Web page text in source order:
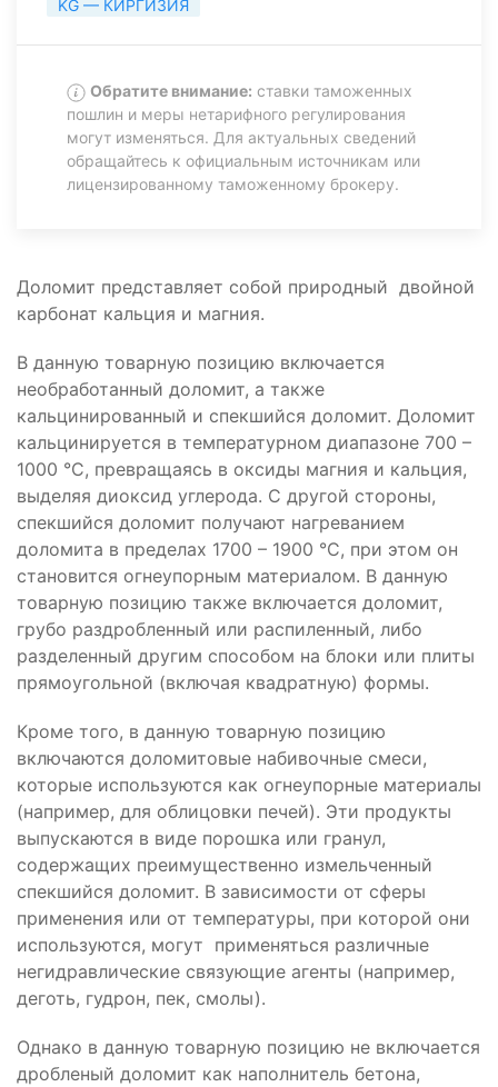
KG — КИРГИЗИЯ
Обратите внимание: ставки таможенных
пошлин и меры нетарифного регулирования
могут изменяться. Для актуальных сведений
обращайтесь к официальным источникам или
лицензированному таможенному брокеру.
Доломит представляет собой природный двойной
карбонат кальция и магния.
В данную товарную позицию включается
необработанный доломит, а также
кальцинированный и спекшийся доломит. Доломит
кальцинируется в температурном диапазоне 700 –
1000 °С, превращаясь в оксиды магния и кальция,
выделяя диоксид углерода. С другой стороны,
спекшийся доломит получают нагреванием
доломита в пределах 1700 – 1900 °С, при этом он
становится огнеупорным материалом. В данную
товарную позицию также включается доломит,
грубо раздробленный или распиленный, либо
разделенный другим способом на блоки или плиты
прямоугольной (включая квадратную) формы.
Кроме того, в данную товарную позицию
включаются доломитовые набивочные смеси,
которые используются как огнеупорные материалы
(например, для облицовки печей). Эти продукты
выпускаются в виде порошка или гранул,
содержащих преимущественно измельченный
спекшийся доломит. В зависимости от сферы
применения или от температуры, при которой они
используются, могут применяться различные
негидравлические связующие агенты (например,
деготь, гудрон, пек, смолы).
Однако в данную товарную позицию не включается
дробленый доломит как наполнитель бетона,